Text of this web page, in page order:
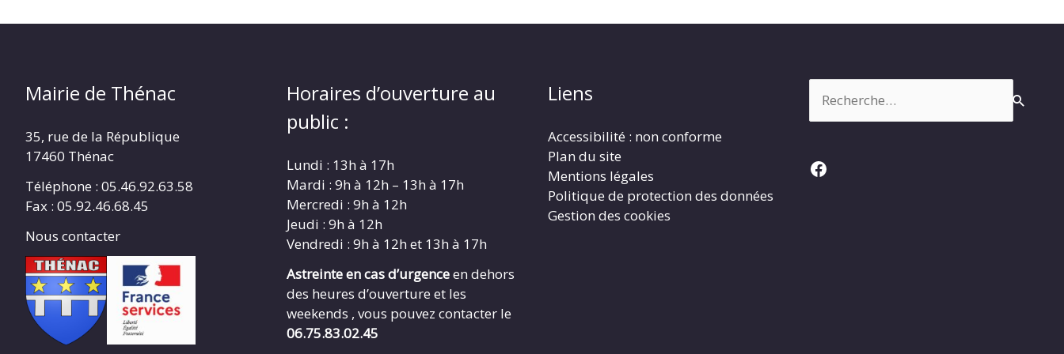
Mairie de Thénac
35, rue de la République
17460 Thénac
Téléphone : 05.46.92.63.58
Fax : 05.92.46.68.45
Nous contacter
Horaires d’ouverture au
public :
Lundi : 13h à 17h
Mardi : 9h à 12h – 13h à 17h
Mercredi : 9h à 12h
Jeudi : 9h à 12h
Vendredi : 9h à 12h et 13h à 17h
Astreinte en cas d’urgenceen dehors
des heures d’ouverture et les
weekends , vous pouvez contacter le
06.75.83.02.45
Liens
Accessibilité : non conforme
Plan du site
Mentions légales
Politique de protection des données
Gestion des cookies
Facebook